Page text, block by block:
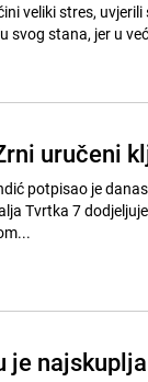
veliki stres,
svog stana, jer u
uručeni
potpisao je
Tvrtka 7
je